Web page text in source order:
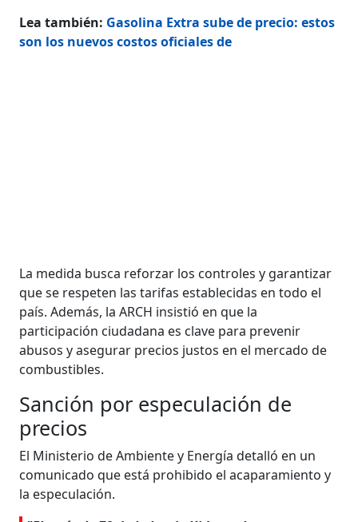
Lea también: Gasolina Extra sube de precio: estos
son los nuevos costos oficiales de
La medida busca reforzar los controles y garantizar
que se respeten las tarifas establecidas en todo el
país. Además, la ARCH insistió en que la
participación ciudadana es clave para prevenir
abusos y asegurar precios justos en el mercado de
combustibles.
Sanción por especulación de
precios
El Ministerio de Ambiente y Energía detalló en un
comunicado que está prohibido el acaparamiento y
la especulación.